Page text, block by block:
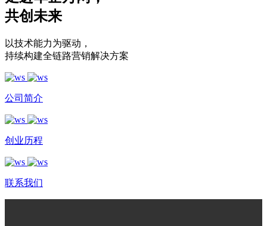
共创未来
以技术能力为驱动 ，
持续构建全链路营销解决方案
公司简介
创业历程
联系我们